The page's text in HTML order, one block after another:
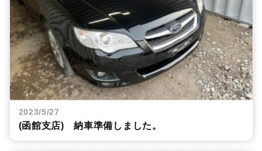
2023/5/27
(函館支店) 納車準備しました。